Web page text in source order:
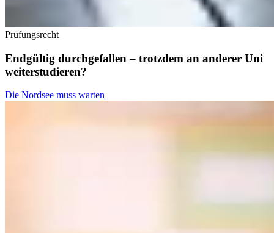
Prüfungsrecht
Endgültig durchgefallen – trotzdem an anderer Uni
weiterstudieren?
Die Nordsee muss warten